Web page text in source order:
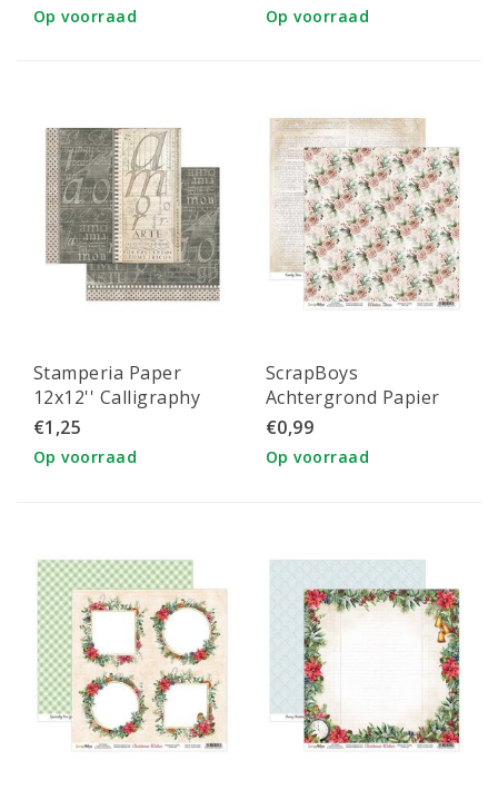
Op voorraad Op voorraad
Stamperia Paper
12x12'' Calligraphy
Book
€1,25
Op voorraad
ScrapBoys
Achtergrond Papier
Winter Time
€0,99
Op voorraad